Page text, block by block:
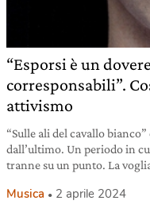
“Esporsi è un
corresponsabili”.
attivismo
“Sulle ali del cavallo
dall’ultimo. Un periodo in
tranne su un punto. La
Musica 2 aprile 2024